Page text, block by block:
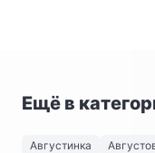
Ещё в
Августинка